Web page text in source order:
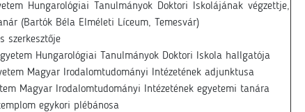
Hungarológiai Tanulmányok Doktori Iskolájának végzettje,
(Bartók Béla Elméleti Líceum, Temesvár)
szerkesztője
Hungarológiai Tanulmányok Doktori Iskola hallgatója
Magyar Irodalomtudományi Intézetének adjunktusa
Magyar Irodalomtudományi Intézetének egyetemi tanára
egykori plébánosa